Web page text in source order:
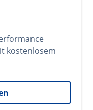
kostenlosem